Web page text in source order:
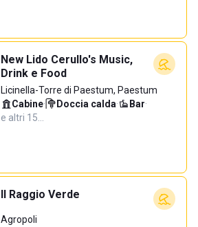
New Lido Cerullo's Music,
Drink e Food
Licinella-Torre di Paestum, Paestum
Cabine· Doccia calda· Bar·
e altri 15…
Il Raggio Verde
Agropoli